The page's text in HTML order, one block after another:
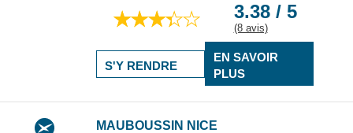
3.38 / 5
(8 avis)
EN SAVOIR
PLUS
S'Y RENDRE
MAUBOUSSIN NICE